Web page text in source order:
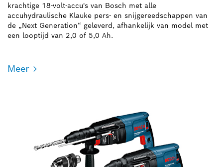
krachtige 18-volt-accu's van Bosch met alle
accuhydraulische Klauke pers- en snijgereedschappen van
de „Next Generation“ geleverd, afhankelijk van model met
een looptijd van 2,0 of 5,0 Ah.
Meer